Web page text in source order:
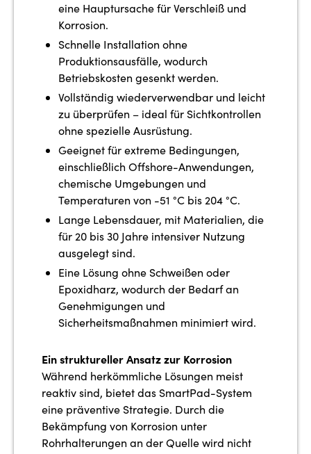
eine Hauptursache für Verschleiß und
Korrosion.
Schnelle Installation ohne
Produktionsausfälle, wodurch
Betriebskosten gesenkt werden.
Vollständig wiederverwendbar und leicht
zu überprüfen – ideal für Sichtkontrollen
ohne spezielle Ausrüstung.
Geeignet für extreme Bedingungen,
einschließlich Offshore-Anwendungen,
chemische Umgebungen und
Temperaturen von -51 °C bis 204 °C.
Lange Lebensdauer, mit Materialien, die
für 20 bis 30 Jahre intensiver Nutzung
ausgelegt sind.
Eine Lösung ohne Schweißen oder
Epoxidharz, wodurch der Bedarf an
Genehmigungen und
Sicherheitsmaßnahmen minimiert wird.
Ein struktureller Ansatz zur Korrosion
Während herkömmliche Lösungen meist
reaktiv sind, bietet das SmartPad-System
eine präventive Strategie. Durch die
Bekämpfung von Korrosion unter
Rohrhalterungen an der Quelle wird nicht